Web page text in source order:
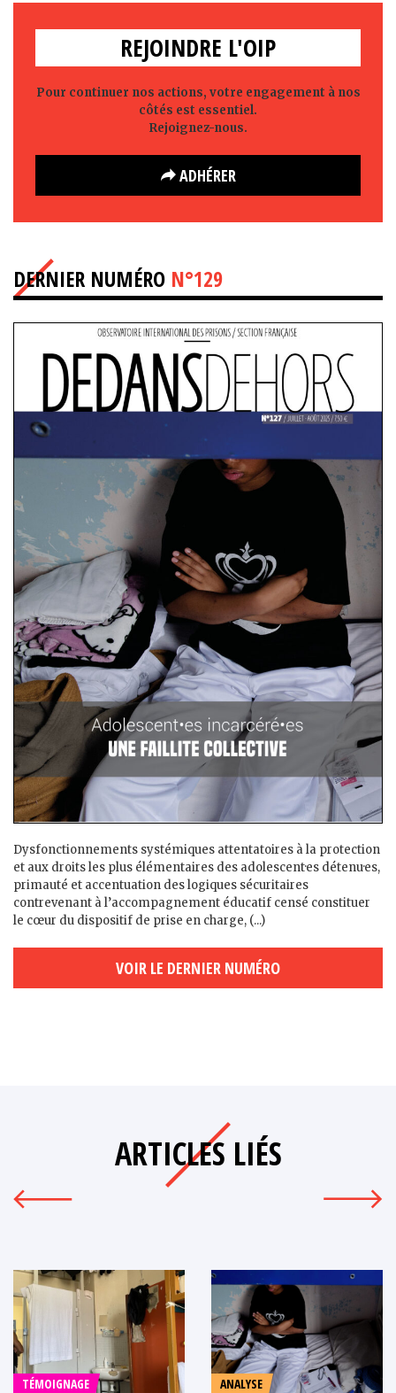
REJOINDRE L'OIP
Pour continuer nos actions, votre engagement à nos
côtés est essentiel.
Rejoignez-nous.
ADHÉRER
DERNIER NUMÉRO N°129
Dysfonctionnements systémiques attentatoires à la protection
et aux droits les plus élémentaires des adolescent·es détenu·es,
primauté et accentuation des logiques sécuritaires
contrevenant à l’accompagnement éducatif censé constituer
le cœur du dispositif de prise en charge, (...)
VOIR LE DERNIER NUMÉRO
ARTICLES LIÉS
TÉMOIGNAGE ANALYSE